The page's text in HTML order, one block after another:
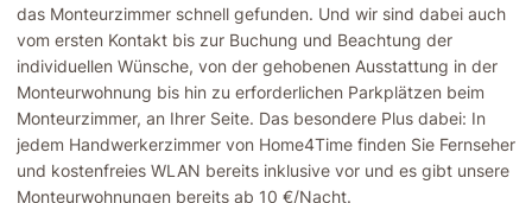
das Monteurzimmer schnell gefunden. Und wir sind dabei auch
vom ersten Kontakt bis zur Buchung und Beachtung der
individuellen Wünsche, von der gehobenen Ausstattung in der
Monteurwohnung bis hin zu erforderlichen Parkplätzen beim
Monteurzimmer, an Ihrer Seite. Das besondere Plus dabei: In
jedem Handwerkerzimmer von Home4Time finden Sie Fernseher
und kostenfreies WLAN bereits inklusive vor und es gibt unsere
Monteurwohnungen bereits ab 10 €/Nacht.